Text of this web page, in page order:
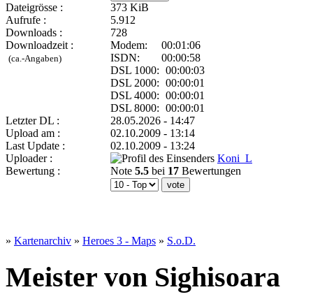
Dateigrösse :
373 KiB
Aufrufe :
5.912
Downloads :
728
Downloadzeit :
(ca.-Angaben)
Modem:
00:01:06
ISDN:
00:00:58
DSL 1000: 00:00:03
DSL 2000: 00:00:01
DSL 4000: 00:00:01
DSL 8000: 00:00:01
Letzter DL :
28.05.2026 - 14:47
Upload am :
02.10.2009 - 13:14
Last Update :
02.10.2009 - 13:24
Uploader :
Koni_L
Bewertung :
Note 5.5 bei 17 Bewertungen
» Kartenarchiv » Heroes 3 - Maps » S.o.D.
Meister von Sighisoara